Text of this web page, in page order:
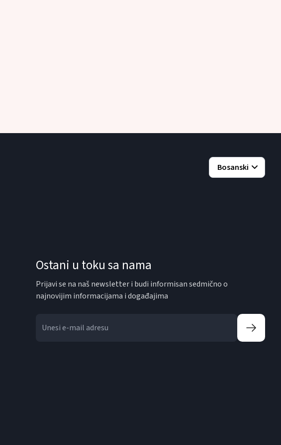
Bosanski
Ostani u toku sa nama
Prijavi se na naš newsletter i budi informisan sedmično o
najnovijim informacijama i događajima